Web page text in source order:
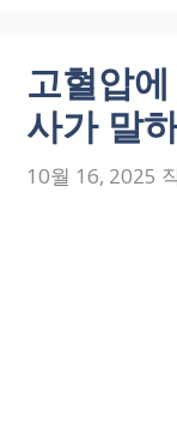
고혈압
사가 말
10월 16, 2025